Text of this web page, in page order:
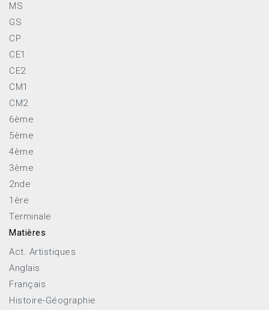
MS
GS
CP
CE1
CE2
CM1
CM2
6ème
5ème
4ème
3ème
2nde
1ère
Terminale
Matières
Act. Artistiques
Anglais
Français
Histoire-Géographie